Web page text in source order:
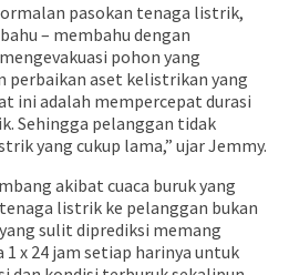
pasokan tenaga listrik,
– membahu dengan
pohon yang
perbaikan aset kelistrikan yang
ini adalah mempercepat durasi
Sehingga pelanggan tidak
yang cukup lama,” ujar Jemmy.
akibat cuaca buruk yang
listrik ke pelanggan bukan
sulit diprediksi memang
x 24 jam setiap harinya untuk